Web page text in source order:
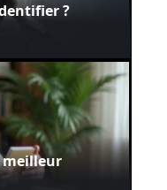
?
meilleur